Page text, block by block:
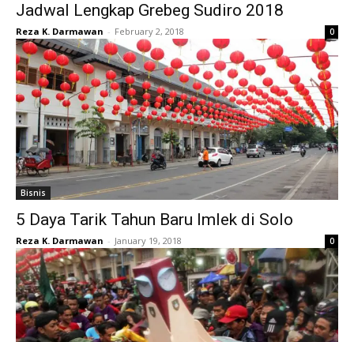
Jadwal Lengkap Grebeg Sudiro 2018
Reza K. Darmawan - February 2, 2018 0
Bisnis
5 Daya Tarik Tahun Baru Imlek di Solo
Reza K. Darmawan - January 19, 2018 0